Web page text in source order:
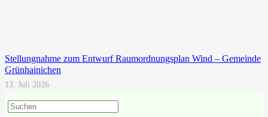
Stellungnahme zum Entwurf Raumordnungsplan Wind – Gemeinde
Grünhainichen
13. Juli 2026